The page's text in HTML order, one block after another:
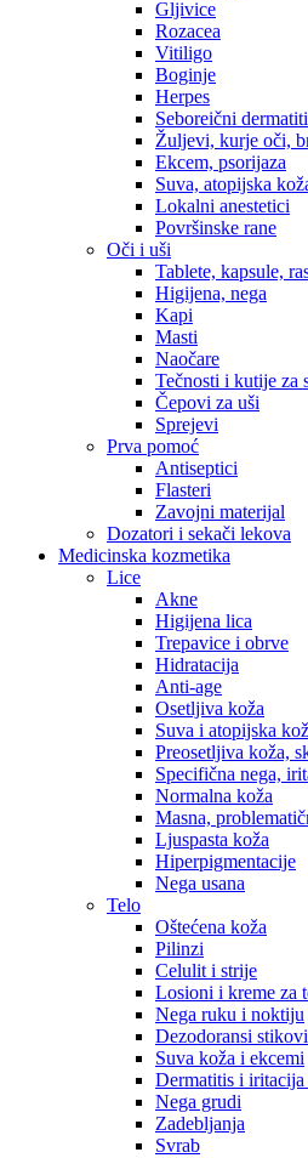
Gljivice
Rozacea
Vitiligo
Boginje
Herpes
Seboreični
Žuljevi, kurje oči,
Ekcem, psorijaza
Suva, atopijska
Lokalni anestetici
Površinske rane
Oči i uši
Tablete, kapsule,
Higijena, nega
Kapi
Masti
Naočare
Tečnosti i kutije za
Čepovi za uši
Sprejevi
Prva pomoć
Antiseptici
Flasteri
Zavojni materijal
Dozatori i sekači lekova
Medicinska kozmetika
Lice
Akne
Higijena lica
Trepavice i obrve
Hidratacija
Anti-age
Osetljiva koža
Suva i atopijska
Preosetljiva koža,
Specifična nega,
Normalna koža
Masna,
Ljuspasta koža
Hiperpigmentacije
Nega usana
Telo
Oštećena koža
Pilinzi
Celulit i strije
Losioni i kreme za
Nega ruku i noktiju
Dezodoransi
Suva koža i ekcemi
Dermatitis i iritacija
Nega grudi
Zadebljanja
Svrab